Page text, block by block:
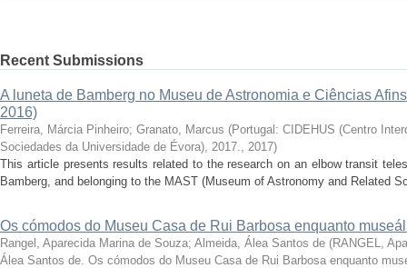
Recent Submissions
A luneta de Bamberg no Museu de Astronomia e Ciências
2016)
Ferreira, Márcia Pinheiro; Granato, Marcus (Portugal: CIDEHUS (Centro
Sociedades da Universidade de Évora), 2017., 2017)
This article presents results related to the research on an elbow transit
Bamberg, and belonging to the MAST (Museum of Astronomy and Related
Os cómodos do Museu Casa de Rui Barbosa enquanto
Rangel, Aparecida Marina de Souza; Almeida, Álea Santos de (RANGEL,
Álea Santos de. Os cómodos do Museu Casa de Rui Barbosa enquanto